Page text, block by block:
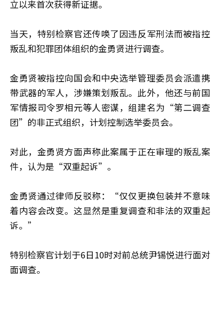
立以来首次获得新证据。
当天，特别检察官还传唤了因违反军刑法而被指控
叛乱和犯罪团体组织的金勇贤进行调查。
金勇贤被指控向国会和中央选举管理委员会派遣携
带武器的军人，涉嫌策划叛乱。此外，他还与前国
军情报司令罗相元等人密谋，组建名为“第二调查
团”的非正式组织，计划控制选举委员会。
对此，金勇贤方面声称此案属于正在审理的叛乱案
件，认为是“双重起诉”。
金勇贤通过律师反驳称：“仅仅更换包装并不意味
着内容会改变。这显然是重复调查和非法的双重起
诉。”
特别检察官计划于6日10时对前总统尹锡悦进行面对
面调查。